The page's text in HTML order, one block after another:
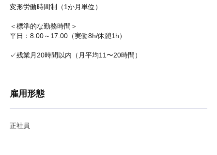
変形労働時間制（1か月単位）
＜標準的な勤務時間＞
平日：8:00～17:00（実働8h/休憩1h）
✓残業月20時間以内（月平均11〜20時間）
雇用形態
正社員